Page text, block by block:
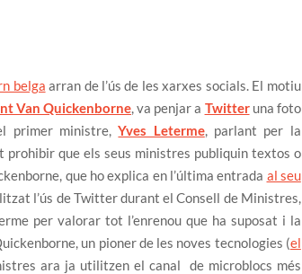
belga arran de l’ús de les xarxes socials. El motiu
Van Quickenborne, va penjar a Twitter una foto
primer ministre,Yves Leterme, parlant per la
prohibir que els seus ministres publiquin textos o
que ho explica en l’última entrada al seu
l’ús de Twitter durant el Consell de Ministres,
per valorar tot l’enrenou que ha suposat i la
un pioner de les noves tecnologies (el
ara ja utilitzen el canal de microblocs més